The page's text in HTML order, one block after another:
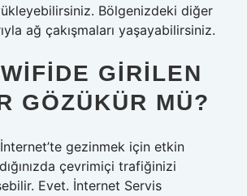
yükleyebilirsiniz. Bölgenizdeki diğer
ağ çakışmaları yaşayabilirsiniz.
GIRILEN
GÖZÜKÜR MÜ?
gezinmek için etkin
çevrimiçi trafiğinizi
Evet. İnternet Servis